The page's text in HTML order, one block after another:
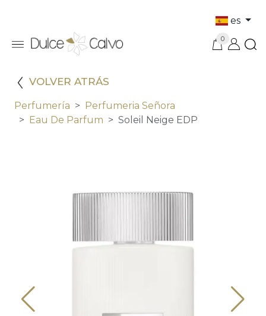
es
0
VOLVER ATRÁS
Perfumería
Perfumeria Señora
Eau De Parfum
Soleil Neige EDP